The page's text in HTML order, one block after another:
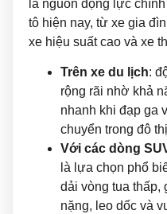
là nguồn động lực
tô hiện nay, từ xe gia
xe hiệu suất cao và xe
Trên xe du lịch:
rộng rãi nhờ khả
nhanh khi đạp ga
chuyển trong đô
Với các dòng
là lựa chọn phổ
dải vòng tua thấp,
nặng, leo dốc và